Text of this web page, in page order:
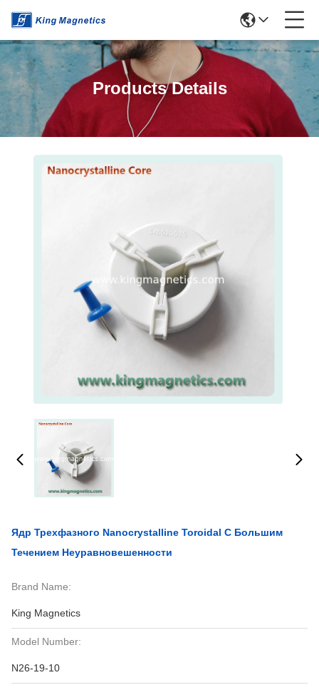
Products Details
Ядр Трехфазного Nanocrystalline Toroidal С Большим
Течением Неуравновешенности
Brand Name:
King Magnetics
Model Number:
N26-19-10